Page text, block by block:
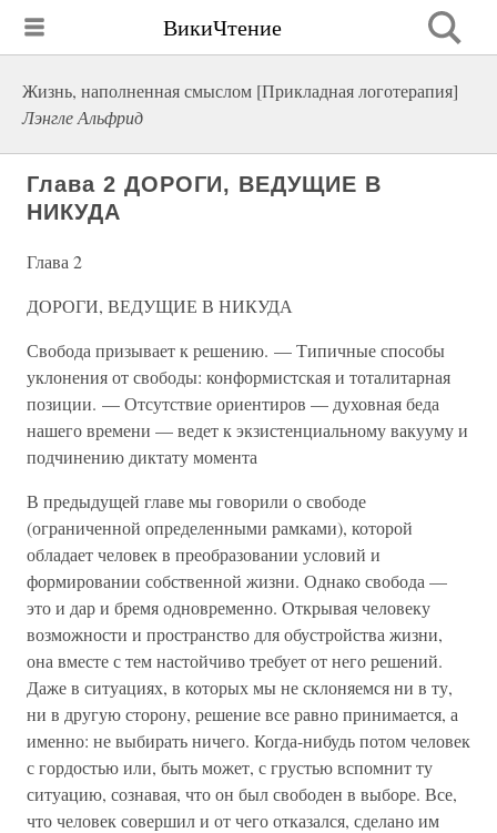
ВикиЧтение
Жизнь, наполненная смыслом [Прикладная логотерапия]
Лэнгле Альфрид
Глава 2 ДОРОГИ, ВЕДУЩИЕ В
НИКУДА
Глава 2
ДОРОГИ, ВЕДУЩИЕ В НИКУДА
Свобода призывает к решению. — Типичные способы
уклонения от свободы: конформистская и тоталитарная
позиции. — Отсутствие ориентиров — духовная беда
нашего времени — ведет к экзистенциальному вакууму и
подчинению диктату момента
В предыдущей главе мы говорили о свободе
(ограниченной определенными рамками), которой
обладает человек в преобразовании условий и
формировании собственной жизни. Однако свобода —
это и дар и бремя одновременно. Открывая человеку
возможности и пространство для обустройства жизни,
она вместе с тем настойчиво требует от него решений.
Даже в ситуациях, в которых мы не склоняемся ни в ту,
ни в другую сторону, решение все равно принимается, а
именно: не выбирать ничего. Когда-нибудь потом человек
с гордостью или, быть может, с грустью вспомнит ту
ситуацию, сознавая, что он был свободен в выборе. Все,
что человек совершил и от чего отказался, сделано им